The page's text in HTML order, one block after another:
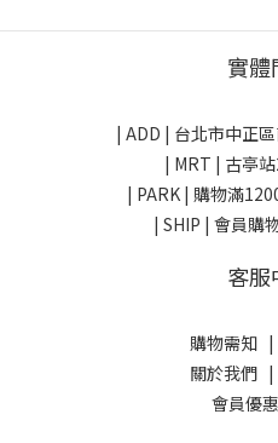
實體
| ADD | 台北市中正
| MRT | 古亭
| PARK | 購物滿
| SHIP | 會員購
客服
購物需知|
關於我們|
會員優